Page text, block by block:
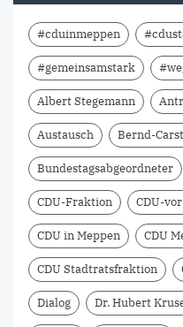
#cduinmeppen
#gemeinsamstark
Albert Stegemann
Austausch Bernd-
Bundestagsabgeordneter
CDU-Fraktion CDU-
CDU in Meppen CDU
CDU Stadtratsfraktion
Dialog Dr. Hubert